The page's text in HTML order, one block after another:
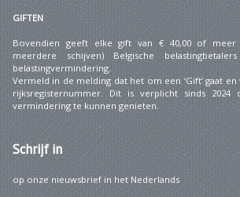
GIFTEN
Bovendien geeft elke gift van € 40,00 of
meerdere schijven) Belgische
belastingvermindering.
Vermeld in de melding dat het om een ‘Gift’ gaat
rijksregisternummer. Dit is verplicht sinds 2024
vermindering te kunnen genieten.
Schrijfin
op onze nieuwsbrief in het Nederlands